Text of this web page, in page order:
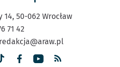
14, 50-062 Wrocław
71 42
redakcja@araw.pl